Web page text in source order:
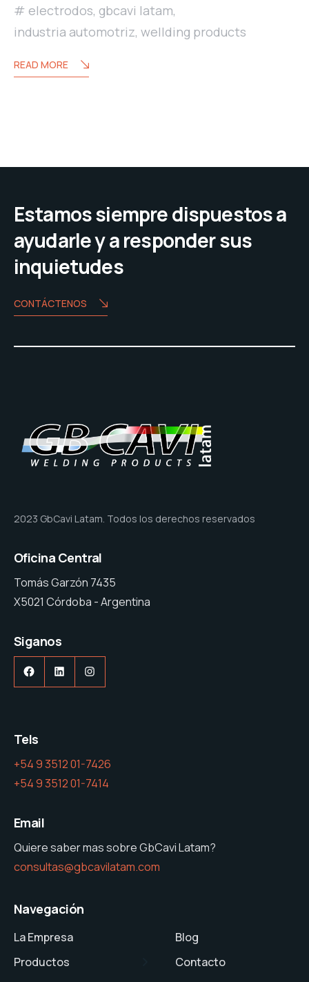
electrodos, gbcavi latam,
industria automotriz, wellding products
READ MORE
Estamos siempre dispuestos a
ayudarle y a responder sus
inquietudes
CONTÁCTENOS
2023 GbCavi Latam. Todos los derechos reservados
Oficina Central
Tomás Garzón 7435
X5021 Córdoba - Argentina
Siganos
Facebook
LinkedInInstagram
Tels
+54 9 3512 01-7426
+54 9 3512 01-7414
Email
Quiere saber mas sobre GbCavi Latam?
consultas@gbcavilatam.com
Navegación
La Empresa
Productos
Blog
Contacto